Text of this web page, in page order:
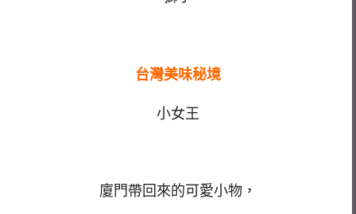
台灣美味秘境
小女王
廈門帶回來的可愛小物，